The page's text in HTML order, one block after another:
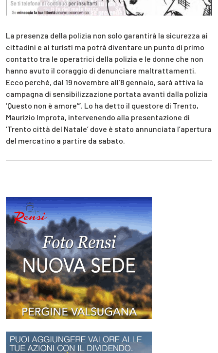
La presenza della polizia non solo garantirà la sicurezza ai
cittadini e ai turisti ma potrà diventare un punto di primo
contatto tra le operatrici della polizia e le donne che non
hanno avuto il coraggio di denunciare maltrattamenti.
Ecco perché, dal 19 novembre all’8 gennaio, sarà attiva la
campagna di sensibilizzazione portata avanti dalla polizia
‘Questo non è amore'”. Lo ha detto il questore di Trento,
Maurizio Improta, intervenendo alla presentazione di
‘Trento città del Natale’ dove è stato annunciata l’apertura
del mercatino a partire da sabato.